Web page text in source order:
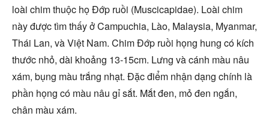
loài chim thuộc họ Đớp ruồi (Muscicapidae). Loài chim
này được tìm thấy ở Campuchia, Lào, Malaysia, Myanmar,
Thái Lan, và Việt Nam. Chim Đớp ruồi họng hung có kích
thước nhỏ, dài khoảng 13-15cm. Lưng và cánh màu nâu
xám, bụng màu trắng nhạt. Đặc điểm nhận dạng chính là
phần họng có màu nâu gỉ sắt. Mắt đen, mỏ đen ngắn,
chân màu xám.